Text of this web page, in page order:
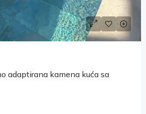
adaptirana kamena kuća sa